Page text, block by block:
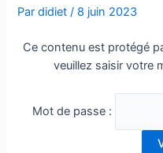
Pardidiet/ 8 juin 2023
Ce contenu est protégé
veuillez saisir votre
Mot de passe :